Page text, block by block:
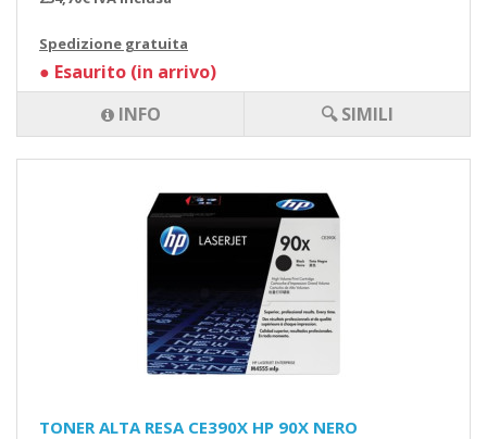
Spedizione gratuita
● Esaurito (in arrivo)
INFO
🔍 SIMILI
TONER ALTA RESA CE390X HP 90X NERO